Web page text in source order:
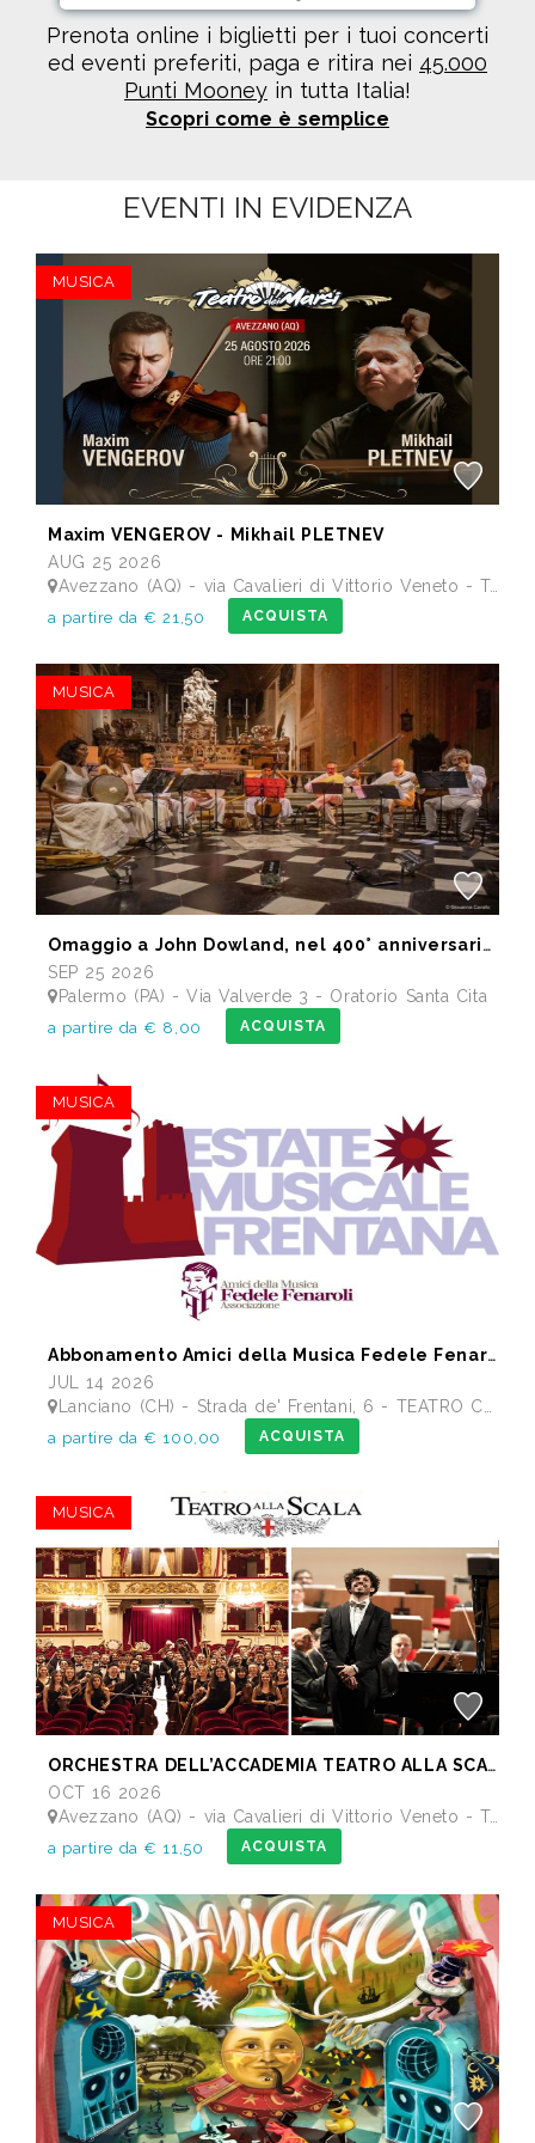
Prenota online i biglietti per i tuoi concerti
ed eventi preferiti, paga e ritira nei 45.000
Punti Mooney in tutta Italia!
Scopri come è semplice
EVENTI IN EVIDENZA
MUSICA
Maxim VENGEROV - Mikhail PLETNEV
AUG 25 2026
Avezzano (AQ) - via Cavalieri di Vittorio Veneto - Teatro dei Marsi
a partire da € 21,50 ACQUISTA
MUSICA
Omaggio a John Dowland, nel 400° anniversario della morte
SEP 25 2026
Palermo (PA) - Via Valverde 3 - Oratorio Santa Cita
a partire da € 8,00 ACQUISTA
MUSICA
Abbonamento Amici della Musica Fedele Fenaroli 17 Concerti dal 14/07 al13/12 2026
JUL 14 2026
Lanciano (CH) - Strada de' Frentani, 6 - TEATRO COMUNALE FEDELE FENAROLI
a partire da € 100,00 ACQUISTA
MUSICA
ORCHESTRA DELL’ACCADEMIA TEATRO ALLA SCALA di Milano
OCT 16 2026
Avezzano (AQ) - via Cavalieri di Vittorio Veneto - Teatro dei Marsi
a partire da € 11,50 ACQUISTA
MUSICA